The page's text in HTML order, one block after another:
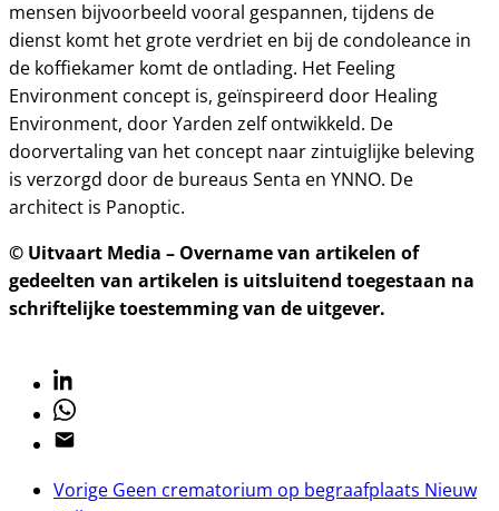
mensen bijvoorbeeld vooral gespannen, tijdens de
dienst komt het grote verdriet en bij de condoleance in
de koffiekamer komt de ontlading. Het Feeling
Environment concept is, geïnspireerd door Healing
Environment, door Yarden zelf ontwikkeld. De
doorvertaling van het concept naar zintuiglijke beleving
is verzorgd door de bureaus Senta en YNNO. De
architect is Panoptic.
© Uitvaart Media – Overname van artikelen of
gedeelten van artikelen is uitsluitend toegestaan na
schriftelijke toestemming van de uitgever.
Linkedin
Whatsapp
Email
Vorige Geen crematorium op begraafplaats Nieuw